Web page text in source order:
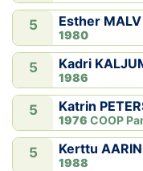
5 Esther MALV
1980
5 Kadri
1986
5 Katrin
1976 COOP
5 Kerttu
1988